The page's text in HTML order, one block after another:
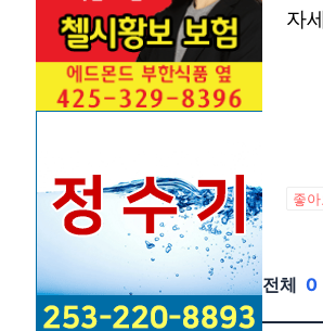
자
좋
전체 0